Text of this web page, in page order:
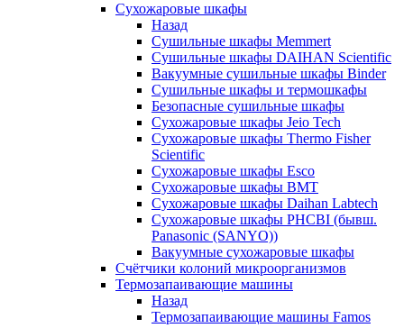
Сухожаровые шкафы
Назад
Сушильные шкафы Memmert
Сушильные шкафы DAIHAN Scientific
Вакуумные сушильные шкафы Binder
Сушильные шкафы и термошкафы
Безопасные сушильные шкафы
Сухожаровые шкафы Jeio Tech
Сухожаровые шкафы Thermo Fisher
Scientific
Сухожаровые шкафы Esco
Сухожаровые шкафы BMT
Сухожаровые шкафы Daihan Labtech
Сухожаровые шкафы PHCBI (бывш.
Panasonic (SANYO))
Вакуумные сухожаровые шкафы
Счётчики колоний микроорганизмов
Термозапаивающие машины
Назад
Термозапаивающие машины Famos